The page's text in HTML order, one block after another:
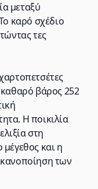
μεταξύ
καρό σχέδιο
τες
καθαρό βάρος 252
Η ποικιλία
στη
και η
των